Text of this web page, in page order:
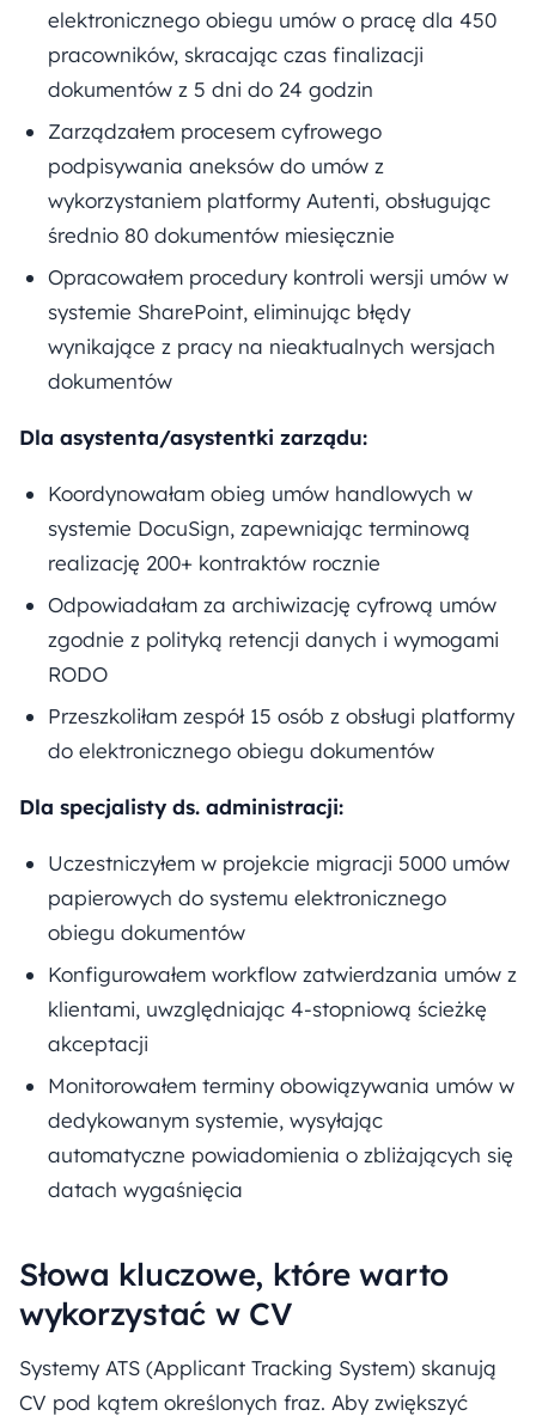
elektronicznego obiegu umów o pracę dla 450
pracowników, skracając czas finalizacji
dokumentów z 5 dni do 24 godzin
Zarządzałem procesem cyfrowego
podpisywania aneksów do umów z
wykorzystaniem platformy Autenti, obsługując
średnio 80 dokumentów miesięcznie
Opracowałem procedury kontroli wersji umów w
systemie SharePoint, eliminując błędy
wynikające z pracy na nieaktualnych wersjach
dokumentów
Dla asystenta/asystentki zarządu:
Koordynowałam obieg umów handlowych w
systemie DocuSign, zapewniając terminową
realizację 200+ kontraktów rocznie
Odpowiadałam za archiwizację cyfrową umów
zgodnie z polityką retencji danych i wymogami
RODO
Przeszkoliłam zespół 15 osób z obsługi platformy
do elektronicznego obiegu dokumentów
Dla specjalisty ds. administracji:
Uczestniczyłem w projekcie migracji 5000 umów
papierowych do systemu elektronicznego
obiegu dokumentów
Konfigurowałem workflow zatwierdzania umów z
klientami, uwzględniając 4-stopniową ścieżkę
akceptacji
Monitorowałem terminy obowiązywania umów w
dedykowanym systemie, wysyłając
automatyczne powiadomienia o zbliżających się
datach wygaśnięcia
Słowa kluczowe, które warto
wykorzystać w CV
Systemy ATS (Applicant Tracking System) skanują
CV pod kątem określonych fraz. Aby zwiększyć